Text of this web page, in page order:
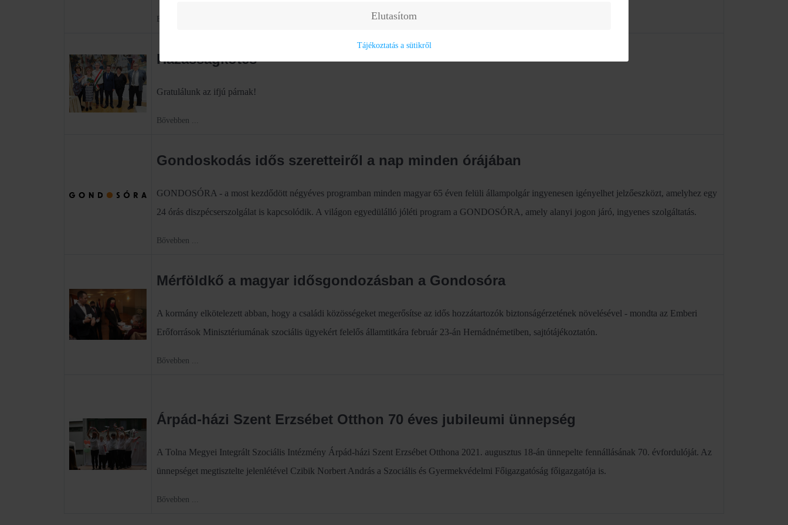
Bővebben ...
Házasságkötés
Gratulálunk az ifjú párnak!
Bővebben ...
Gondoskodás idős szeretteiről a nap minden órájában
GONDOSÓRA - a most kezdődött négyéves programban minden magyar 65 éven felüli állampolgár ingyenesen igényelhet jelzőeszközt, amelyhez egy
24 órás diszpécserszolgálat is kapcsolódik. A világon egyedülálló jóléti program a GONDOSÓRA, amely alanyi jogon járó, ingyenes szolgáltatás.
Bővebben ...
Mérföldkő a magyar idősgondozásban a Gondosóra
A kormány elkötelezett abban, hogy a családi közösségeket megerősítse az idős hozzátartozók biztonságérzetének növelésével - mondta az Emberi
Erőforrások Minisztériumának szociális ügyekért felelős államtitkára február 23-án Hernádnémetiben, sajtótájékoztatón.
Bővebben ...
Árpád-házi Szent Erzsébet Otthon 70 éves jubileumi ünnepség
A Tolna Megyei Integrált Szociális Intézmény Árpád-házi Szent Erzsébet Otthona 2021. augusztus 18-án ünnepelte fennállásának 70. évfordulóját. Az
ünnepséget megtisztelte jelenlétével Czibik Norbert András a Szociális és Gyermekvédelmi Főigazgatóság főigazgatója is.
Bővebben ...
Elutasítom
Tájékoztatás a sütikről